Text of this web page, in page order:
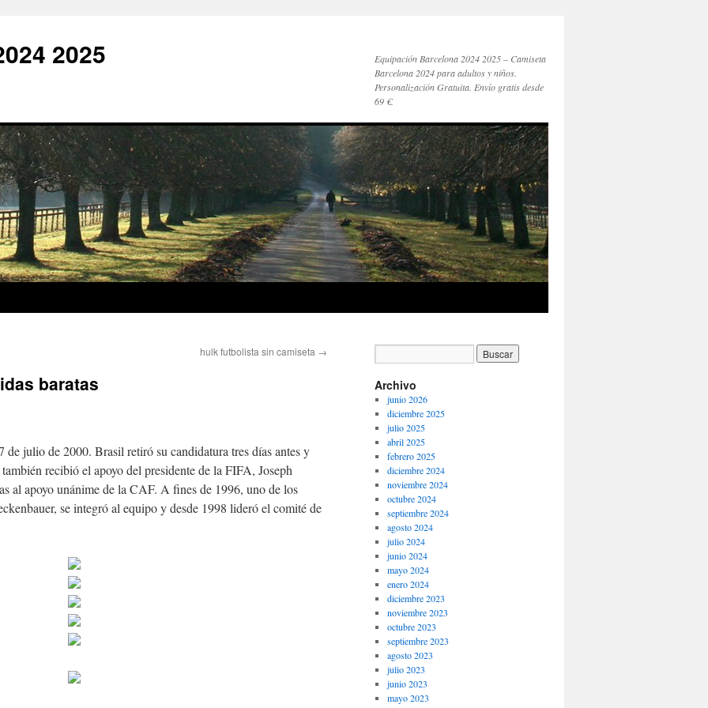
2025
Equipación Barcelona 2024 2025 – Camiseta
Barcelona 2024 para adultos y niños.
Personalización Gratuita. Envío gratis desde
69 €.
hulk futbolista sin camiseta →
baratas
julio de 2000. Brasil retiró su candidatura tres días antes y
recibió el apoyo del presidente de la FIFA, Joseph
al apoyo unánime de la CAF. A fines de 1996, uno de los
se integró al equipo y desde 1998 lideró el comité de
Archivo
junio 2026
diciembre 2025
julio 2025
abril 2025
febrero 2025
diciembre 2024
noviembre 2024
octubre 2024
septiembre 2024
agosto 2024
julio 2024
junio 2024
mayo 2024
enero 2024
diciembre 2023
noviembre 2023
octubre 2023
septiembre 2023
agosto 2023
julio 2023
junio 2023
mayo 2023